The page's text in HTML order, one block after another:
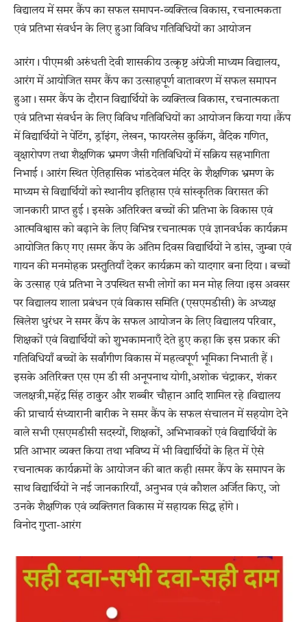
विद्यालय में समर कैंप का सफल समापन-व्यक्तित्व विकास, रचनात्मकता
एवं प्रतिभा संवर्धन के लिए हुआ विविध गतिविधियों का आयोजन
आरंग। पीएमश्री अरुंधती देवी शासकीय उत्कृष्ट अंग्रेजी माध्यम विद्यालय,
आरंग में आयोजित समर कैंप का उत्साहपूर्ण वातावरण में सफल समापन
हुआ। समर कैंप के दौरान विद्यार्थियों के व्यक्तित्व विकास, रचनात्मकता
एवं प्रतिभा संवर्धन के लिए विविध गतिविधियों का आयोजन किया गया।कैंप
में विद्यार्थियों ने पेंटिंग, ड्रॉइंग, लेखन, फायरलेस कुकिंग, वैदिक गणित,
वृक्षारोपण तथा शैक्षणिक भ्रमण जैसी गतिविधियों में सक्रिय सहभागिता
निभाई। आरंग स्थित ऐतिहासिक भांडदेवल मंदिर के शैक्षणिक भ्रमण के
माध्यम से विद्यार्थियों को स्थानीय इतिहास एवं सांस्कृतिक विरासत की
जानकारी प्राप्त हुई। इसके अतिरिक्त बच्चों की प्रतिभा के विकास एवं
आत्मविश्वास को बढ़ाने के लिए विभिन्न रचनात्मक एवं ज्ञानवर्धक कार्यक्रम
आयोजित किए गए।समर कैंप के अंतिम दिवस विद्यार्थियों ने डांस, जुम्बा एवं
गायन की मनमोहक प्रस्तुतियाँ देकर कार्यक्रम को यादगार बना दिया। बच्चों
के उत्साह एवं प्रतिभा ने उपस्थित सभी लोगों का मन मोह लिया।इस अवसर
पर विद्यालय शाला प्रबंधन एवं विकास समिति (एसएमडीसी) के अध्यक्ष
खिलेश धुरंधर ने समर कैंप के सफल आयोजन के लिए विद्यालय परिवार,
शिक्षकों एवं विद्यार्थियों को शुभकामनाएँ देते हुए कहा कि इस प्रकार की
गतिविधियाँ बच्चों के सर्वांगीण विकास में महत्वपूर्ण भूमिका निभाती हैं।
इसके अतिरिक्त एस एम डी सी अनूपनाथ योगी,अशोक चंद्राकर, शंकर
जलक्षत्री,महेंद्र सिंह ठाकुर और शब्बीर चौहान आदि शामिल रहे।विद्यालय
की प्राचार्य संध्यारानी बारीक ने समर कैंप के सफल संचालन में सहयोग देने
वाले सभी एसएमडीसी सदस्यों, शिक्षकों, अभिभावकों एवं विद्यार्थियों के
प्रति आभार व्यक्त किया तथा भविष्य में भी विद्यार्थियों के हित में ऐसे
रचनात्मक कार्यक्रमों के आयोजन की बात कही।समर कैंप के समापन के
साथ विद्यार्थियों ने नई जानकारियाँ, अनुभव एवं कौशल अर्जित किए, जो
उनके शैक्षणिक एवं व्यक्तिगत विकास में सहायक सिद्ध होंगे।
विनोद गुप्ता-आरंग